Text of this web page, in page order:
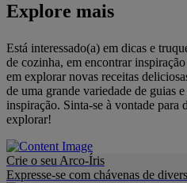
Explore mais
Está interessado(a) em dicas e
de cozinha, em encontrar
em explorar novas receitas
de uma grande variedade de guias
inspiração. Sinta-se à vontade para
explorar!
Crie o seu Arco-Íris
Expresse-se com chávenas de